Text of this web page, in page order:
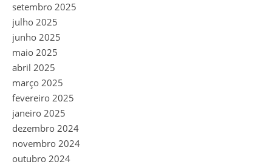
setembro 2025
julho 2025
junho 2025
maio 2025
abril 2025
março 2025
fevereiro 2025
janeiro 2025
dezembro 2024
novembro 2024
outubro 2024